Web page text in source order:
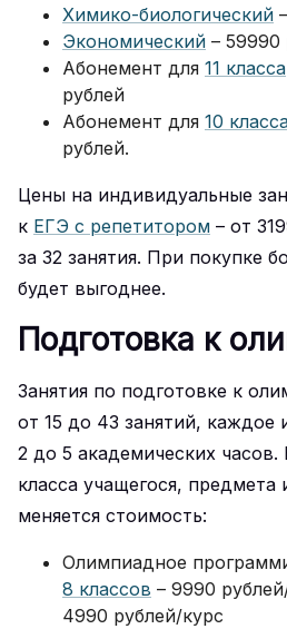
Химико-биологический
Экономический – 59990
Абонемент для 11 класса
рублей
Абонемент для 10
рублей.
Цены на индивидуальные
к ЕГЭ с репетитором – от
за 32 занятия. При покупке
будет выгоднее.
Подготовка к
Занятия по подготовке к
от 15 до 43 занятий, каждое
2 до 5 академических часов.
класса учащегося, предмета
меняется стоимость:
Олимпиадное
8 классов – 9990
4990 рублей/курс